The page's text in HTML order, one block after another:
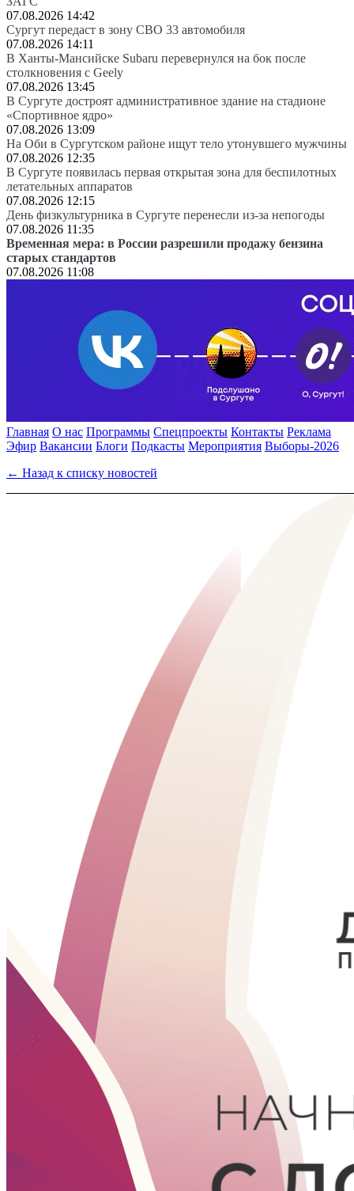
07.08.2026 14:42
Сургут передаст в зону СВО 33 автомобиля
07.08.2026 14:11
В Ханты-Мансийске Subaru перевернулся на бок после
столкновения с Geely
07.08.2026 13:45
В Сургуте достроят административное здание на стадионе
«Спортивное ядро»
07.08.2026 13:09
На Оби в Сургутском районе ищут тело утонувшего мужчины
07.08.2026 12:35
В Сургуте появилась первая открытая зона для беспилотных
летательных аппаратов
07.08.2026 12:15
День физкультурника в Сургуте перенесли из-за непогоды
07.08.2026 11:35
Временная мера: в России разрешили продажу бензина
старых стандартов
07.08.2026 11:08
Главная О нас Программы Спецпроекты Контакты Реклама
Эфир Вакансии Блоги Подкасты Мероприятия Выборы-2026
← Назад к списку новостей